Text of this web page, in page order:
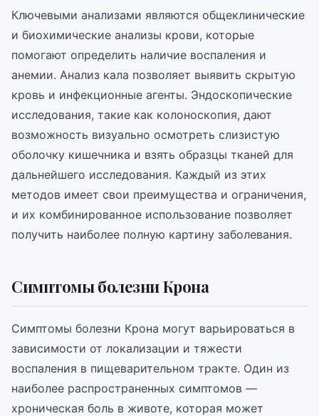
Ключевыми анализами являются общеклинические
и биохимические анализы крови, которые
помогают определить наличие воспаления и
анемии. Анализ кала позволяет выявить скрытую
кровь и инфекционные агенты. Эндоскопические
исследования, такие как колоноскопия, дают
возможность визуально осмотреть слизистую
оболочку кишечника и взять образцы тканей для
дальнейшего исследования. Каждый из этих
методов имеет свои преимущества и ограничения,
и их комбинированное использование позволяет
получить наиболее полную картину заболевания.
Симптомы болезни Крона
Симптомы болезни Крона могут варьироваться в
зависимости от локализации и тяжести
воспаления в пищеварительном тракте. Один из
наиболее распространенных симптомов —
хроническая боль в животе, которая может